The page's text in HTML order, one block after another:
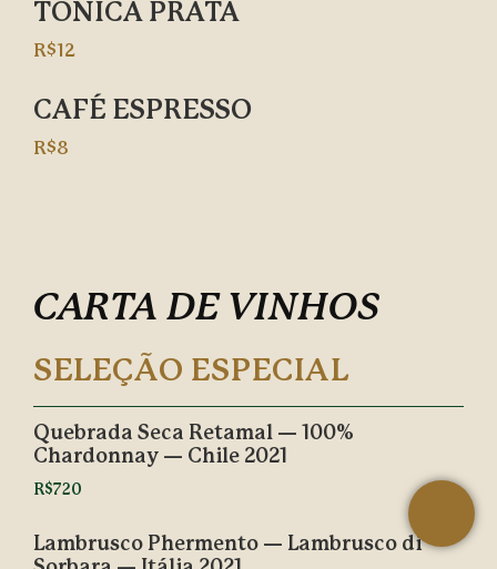
TÔNICA PRATA
R$12
CAFÉ ESPRESSO
R$8
CARTA DE VINHOS
SELEÇÃO ESPECIAL
Quebrada Seca Retamal — 100%
Chardonnay — Chile 2021
R$720
Lambrusco Phermento — Lambrusco di